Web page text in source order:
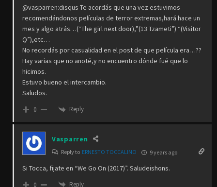
@vasparren:disqus Te acordás que una vez estuvimos
recomendándonos películas de terror extremas,hará hace un
mes y algo atrás…(“The girl next door),”(13 Tzameti”) “(Visitor
Q”),etc…
No recordás por casualidad en el post de que película era…??
Hay varias que no anoté,y no encuentro dónde fué que lo
hicimos.
Estuvo bueno el intercambio.
Saludos.
0 Reply
Vasparren
Reply to ERNESTO TOCCALINO 9 years ago
Si Tocca, fijate en “We Go On (2017)”. Saludeishons.
0 Reply